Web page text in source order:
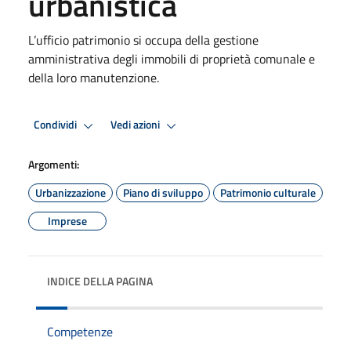
L’ufficio patrimonio si occupa della gestione
amministrativa degli immobili di proprietà comunale e
della loro manutenzione.
Condividi Vedi azioni
Argomenti:
Urbanizzazione
Piano di sviluppo
Patrimonio culturale
Imprese
INDICE DELLA PAGINA
Competenze